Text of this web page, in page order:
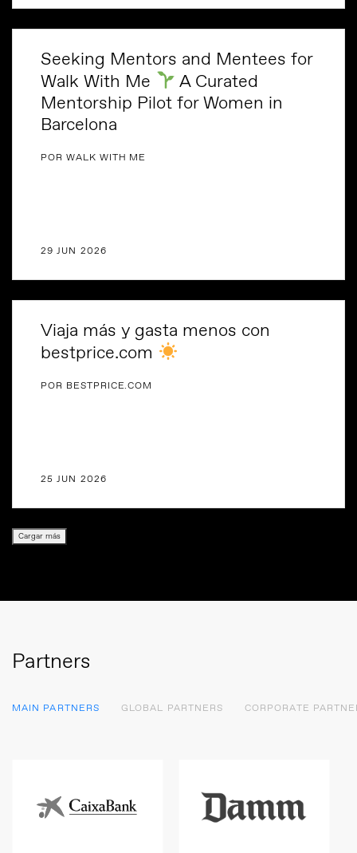
Seeking Mentors and Mentees for
Walk With Me
A Curated
Mentorship Pilot for Women in
Barcelona
POR WALK WITH ME
29 JUN 2026
Viaja más y gasta menos con
bestprice.com
POR BESTPRICE.COM
25 JUN 2026
Cargar más
Partners
MAIN PARTNERS GLOBAL PARTNERS CORPORATE